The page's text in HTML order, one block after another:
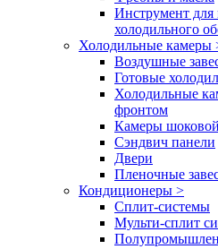
Инструмент для
холодильного
Холодильные камеры
Воздушные
Готовые
Холодильные
фронтом
Камеры
Сэндвич панели
Двери
Пленочные
Кондиционеры >
Сплит-системы
Мульти-сплит